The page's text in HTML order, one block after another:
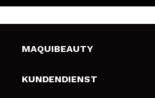
MAQUIBEAUTY
Über uns
KUNDENDIENST